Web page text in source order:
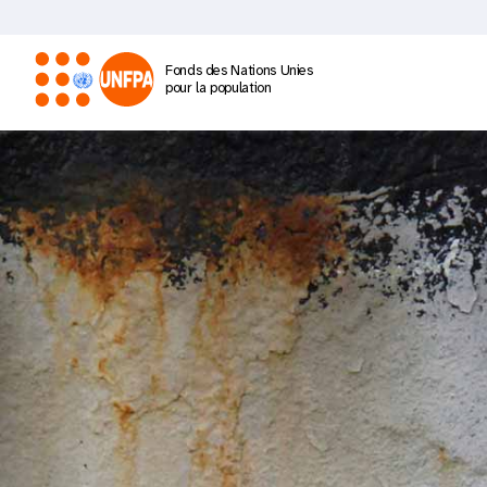
contenu
principal
Fonds des Nations Unies
pour la population
M
a
i
n
n
a